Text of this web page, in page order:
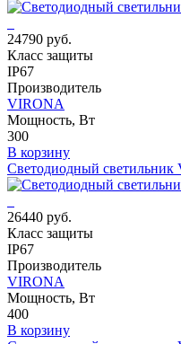
24790 руб.
Класс защиты
IP67
Производитель
VIRONA
Мощность, Вт
300
В корзину
Светодиодный
26440 руб.
Класс защиты
IP67
Производитель
VIRONA
Мощность, Вт
400
В корзину